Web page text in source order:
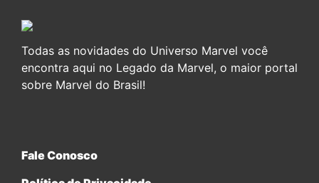
Todas as novidades do Universo Marvel você
encontra aqui no Legado da Marvel, o maior portal
sobre Marvel do Brasil!
Fale Conosco